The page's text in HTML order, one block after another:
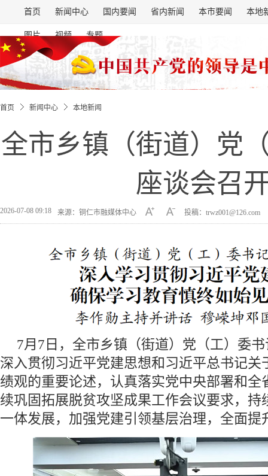
首页 新闻中心 国内要闻 省内新闻 本市要闻 本地
图片 视频 专题
首页 新闻中心 本地新闻
全市乡镇（街道）党
座谈会召
2026-07-08 09:18 来源：铜仁市融媒体中心 投稿：trwz001@126.com
7月7日，全市乡镇（街道）党（工）委
深入贯彻习近平党建思想和习近平总书记关
绩观的重要论述，认真落实党中央部署和全
续巩固拓展脱贫攻坚成果工作会议要求，持
一体发展，加强党建引领基层治理，全面提